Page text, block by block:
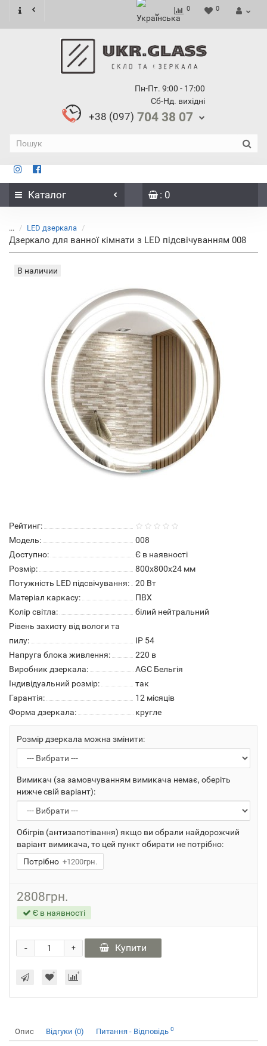
0 0
Пн-Пт. 9:00 - 17:00
Сб-Нд. вихідні
+38 (097) 704 38 07
Каталог : 0
... LED дзеркала
Дзеркало для ванної кімнати з LED підсвічуванням 008
В наличии
Рейтинг:
Модель:
008
Доступно:
Є в наявності
Розмір:
800х800х24 мм
Потужність LED підсвічування:
20 Вт
Матеріал каркасу:
ПВХ
Колір світла:
білий нейтральний
Рівень захисту від вологи та
пилу:
IP 54
Напруга блока живлення:
220 в
Виробник дзеркала:
AGC Бельгія
Індивідуальний розмір:
так
Гарантія:
12 місяців
Форма дзеркала:
кругле
Розмір дзеркала можна змінити:
Вимикач (за замовчуванням вимикача немає, оберіть
нижче свій варіант):
Обігрів (антизапотівання) якщо ви обрали найдорожчий
варіант вимикача, то цей пункт обирати не потрібно:
Потрібно +1200грн.
2808грн.
Є в наявності
+
- Купити
Опис Відгуки (0) Питання - Відповідь 0